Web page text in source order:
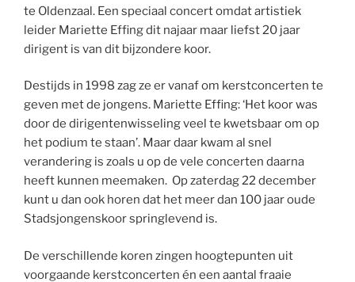
te Oldenzaal. Een speciaal concert omdat artistiek
leider Mariette Effing dit najaar maar liefst 20 jaar
dirigent is van dit bijzondere koor.
Destijds in 1998 zag ze er vanaf om kerstconcerten te
geven met de jongens. Mariette Effing: ‘Het koor was
door de dirigentenwisseling veel te kwetsbaar om op
het podium te staan’. Maar daar kwam al snel
verandering is zoals u op de vele concerten daarna
heeft kunnen meemaken. Op zaterdag 22 december
kunt u dan ook horen dat het meer dan 100 jaar oude
Stadsjongenskoor springlevend is.
De verschillende koren zingen hoogtepunten uit
voorgaande kerstconcerten én een aantal fraaie